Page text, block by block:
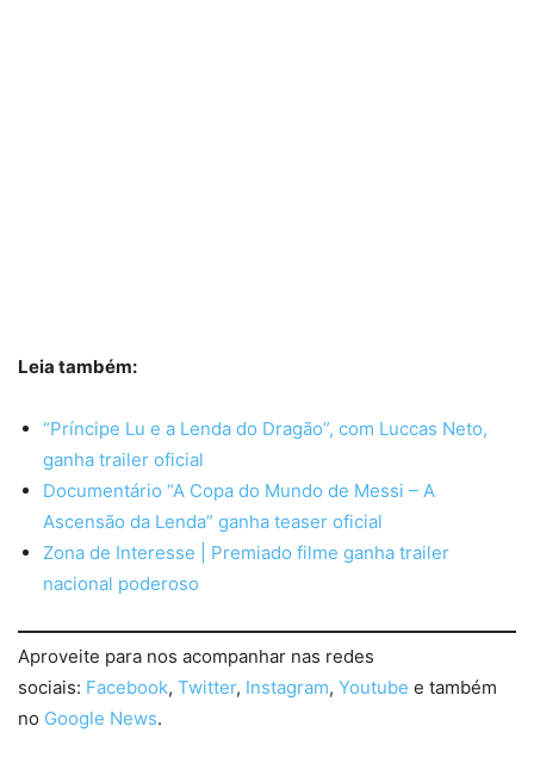
Leia também:
“Príncipe Lu e a Lenda do Dragão”, com Luccas Neto,
ganha trailer oficial
Documentário “A Copa do Mundo de Messi – A
Ascensão da Lenda” ganha teaser oficial
Zona de Interesse | Premiado filme ganha trailer
nacional poderoso
Aproveite para nos acompanhar nas redes
sociais: Facebook, Twitter, Instagram, Youtube e também
no Google News.